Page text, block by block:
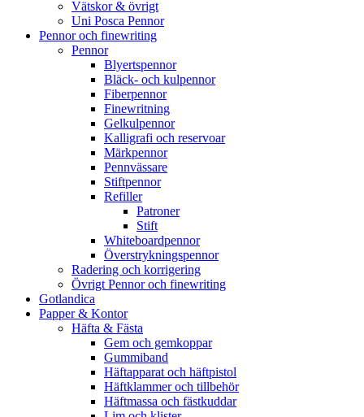
Vätskor & övrigt
Uni Posca Pennor
Pennor och finewriting
Pennor
Blyertspennor
Bläck- och kulpennor
Fiberpennor
Finewritning
Gelkulpennor
Kalligrafi och reservoar
Märkpennor
Pennvässare
Stiftpennor
Refiller
Patroner
Stift
Whiteboardpennor
Överstrykningspennor
Radering och korrigering
Övrigt Pennor och finewriting
Gotlandica
Papper & Kontor
Häfta & Fästa
Gem och gemkoppar
Gummiband
Häftapparat och häftpistol
Häftklammer och tillbehör
Häftmassa och fästkuddar